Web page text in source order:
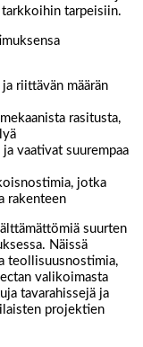
tarpeisiin.
riittävän määrän
rasitusta,
vaativat suurempaa
jotka
rakenteen
suurten
Näissä
teollisuusnostimia,
valikoimasta
tavarahissejä ja
projektien